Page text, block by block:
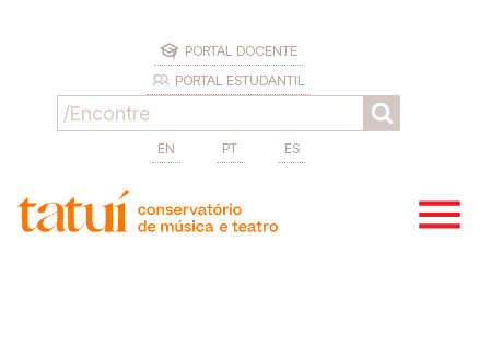
PORTAL DOCENTE
PORTAL ESTUDANTIL
EN PT ES